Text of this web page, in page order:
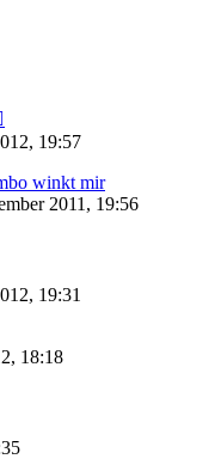
19:57
winkt mir
2011, 19:56
19:31
18:18